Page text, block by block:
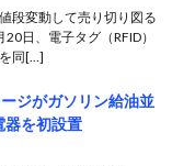
段変動して売り切り図る
日、電子タグ（RFID）
同[…]
ジがガソリン給油並
器を初設置